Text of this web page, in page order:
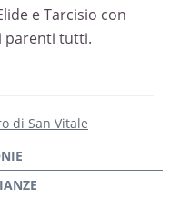
e Tarcisio con
parenti tutti.
di San Vitale